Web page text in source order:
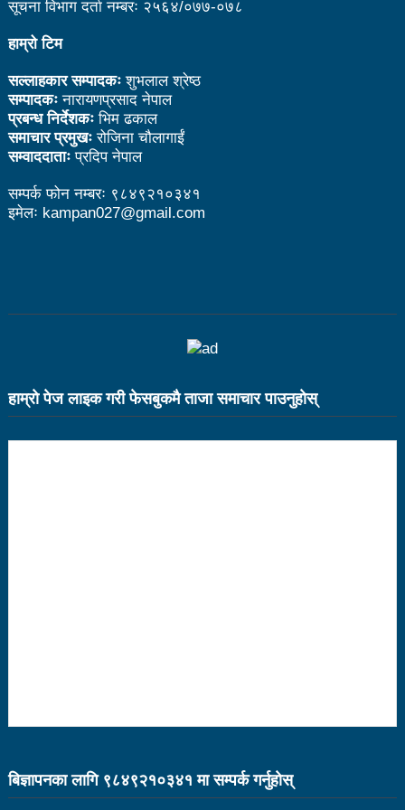
संविधानसभाबाट संविधान बनाउने मुद्दा जनयुद्धको मुख्य मुद्दा होः
प्रचण्ड
बोगटीको स्मृतिमा रक्तदान कार्यक्रम
पब्लिक स्पिच नेपालको विजेता बने दैलेखका दिल बहादुर
संविधानको रक्षा र कार्यान्वयनमा जनताको खबरदारी आवश्यकः
जनप्रतिनिधि
संघीयताका अवसर र उपलब्धीको सदुपयोग गर्नुपर्नेमा वक्ताहरुको
सूचना विभाग दर्ता नम्बरः २५६४/०७७-०७८
हाम्रो टिम
सल्लाहकार सम्पादकःशुभलाल श्रेष्ठ
सम्पादकःनारायणप्रसाद नेपाल
प्रबन्ध निर्देशकःभिम ढकाल
समाचार प्रमुखःरोजिना चौलागाईं
सम्वाददाताःप्रदिप नेपाल
सम्पर्क फोन नम्बरः ९८४९२१०३४१
इमेलः kampan027@gmail.com
हाम्राे पेज लाइक गरी फेसबुकमै ताजा समाचार पाउनुहाेस्
बिज्ञापनका लागि ९८४९२१०३४१ मा सम्पर्क गर्नुहाेस्